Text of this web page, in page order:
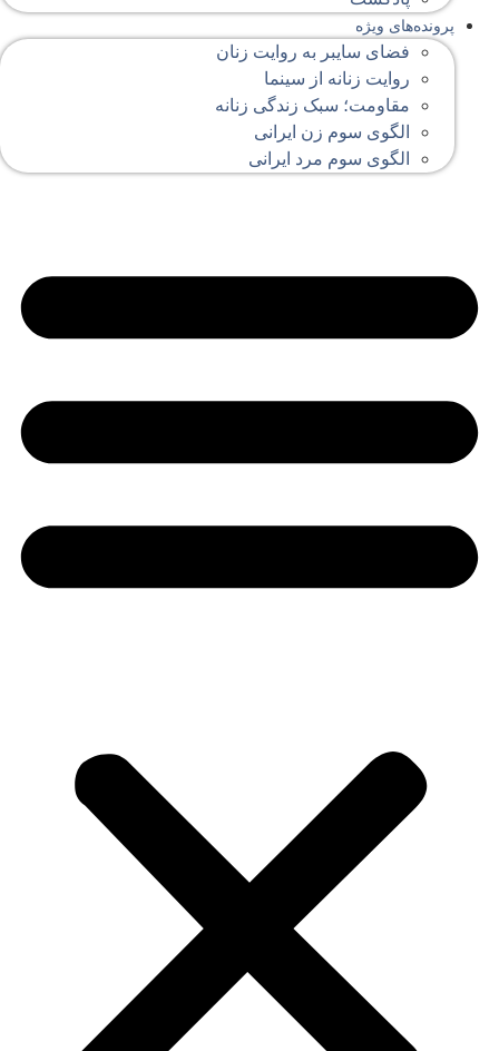
پرونده‌های ویژه
فضای سایبر به روایت زنان
روایت زنانه از سینما
مقاومت؛ سبک زندگی زنانه
الگوی سوم زن ایرانی
الگوی سوم مرد ایرانی